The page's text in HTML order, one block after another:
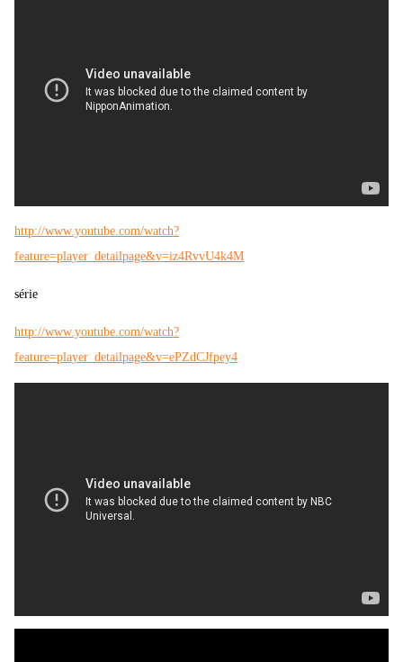
http://www.youtube.com/watch?
feature=player_detailpage&v=iz4RvvU4k4M
série
http://www.youtube.com/watch?
feature=player_detailpage&v=ePZdCJfpey4